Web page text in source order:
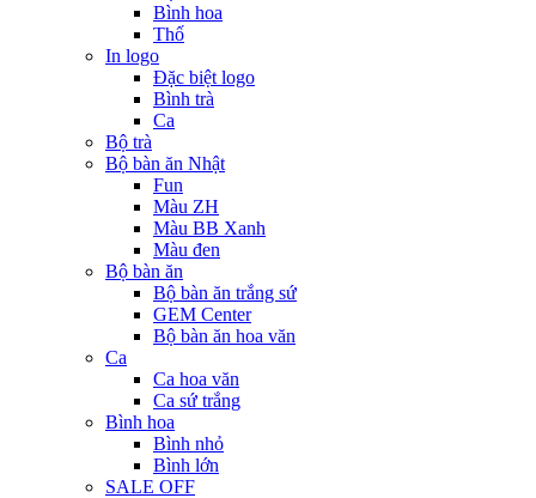
Bình hoa
Thố
In logo
Đặc biệt logo
Bình trà
Ca
Bộ trà
Bộ bàn ăn Nhật
Fun
Màu ZH
Màu BB Xanh
Màu đen
Bộ bàn ăn
Bộ bàn ăn trắng sứ
GEM Center
Bộ bàn ăn hoa văn
Ca
Ca hoa văn
Ca sứ trắng
Bình hoa
Bình nhỏ
Bình lớn
SALE OFF